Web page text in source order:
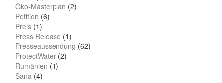
Öko-Masterplan (2)
Petition (6)
Preis (1)
Press Release (1)
Presseaussendung (62)
ProtectWater (2)
Rumänien (1)
Sana (4)